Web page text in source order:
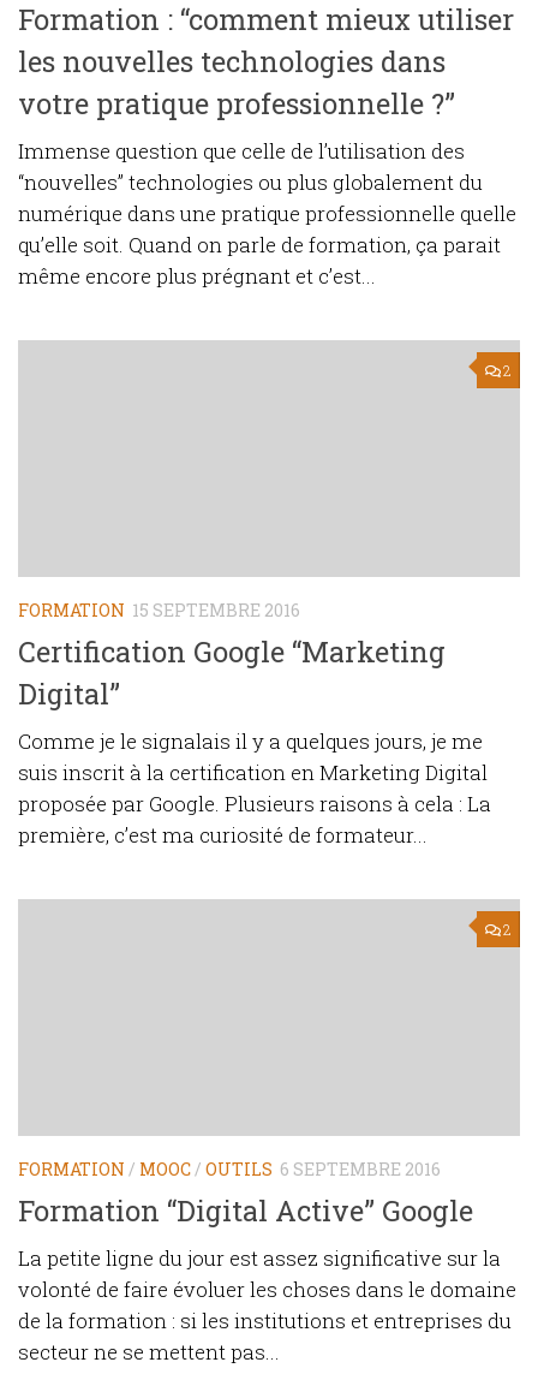
Formation : “comment mieux utiliser
les nouvelles technologies dans
votre pratique professionnelle ?”
Immense question que celle de l’utilisation des
“nouvelles” technologies ou plus globalement du
numérique dans une pratique professionnelle quelle
qu’elle soit. Quand on parle de formation, ça parait
même encore plus prégnant et c’est...
2
FORMATION 15 SEPTEMBRE 2016
Certification Google “Marketing
Digital”
Comme je le signalais il y a quelques jours, je me
suis inscrit à la certification en Marketing Digital
proposée par Google. Plusieurs raisons à cela : La
première, c’est ma curiosité de formateur...
2
FORMATION / MOOC/ OUTILS 6 SEPTEMBRE 2016
Formation “Digital Active” Google
La petite ligne du jour est assez significative sur la
volonté de faire évoluer les choses dans le domaine
de la formation : si les institutions et entreprises du
secteur ne se mettent pas...